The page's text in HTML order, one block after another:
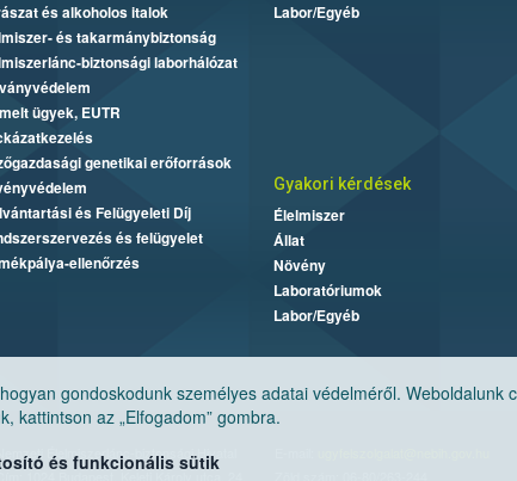
gondoskodunk személyes adatai védelméről. Weboldalunk
kattintson az „Elfogadom” gombra.
és funkcionális sütik
és alkoholos italok
és takarmánybiztonság
biztonsági laborhálózat
ügyek, EUTR
genetikai erőforrások
és Felügyeleti Díj
és felügyelet
ellenőrzés
Labor/Egyéb
Gyakori kérdések
Élelmiszer
Állat
Növény
Laboratóriumok
Labor/Egyéb
Nemzeti Élelmiszerlánc-biztonsági Hivatal